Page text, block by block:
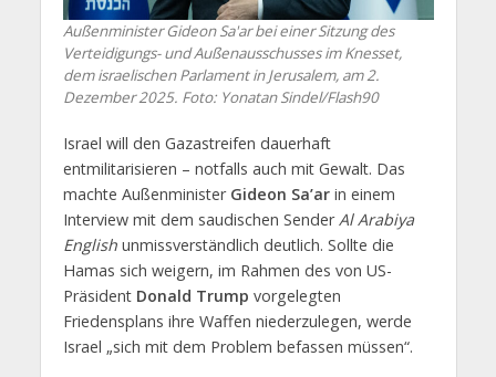
Außenminister Gideon Sa'ar bei einer Sitzung des
Verteidigungs- und Außenausschusses im Knesset,
dem israelischen Parlament in Jerusalem, am 2.
Dezember 2025. Foto: Yonatan Sindel/Flash90
Israel will den Gazastreifen dauerhaft
entmilitarisieren – notfalls auch mit Gewalt. Das
machte Außenminister Gideon Sa’arin einem
Interview mit dem saudischen SenderAl Arabiya
Englishunmissverständlich deutlich. Sollte die
Hamas sich weigern, im Rahmen des von US-
Präsident Donald Trump vorgelegten
Friedensplans ihre Waffen niederzulegen, werde
Israel „sich mit dem Problem befassen müssen“.